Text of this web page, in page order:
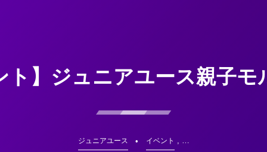
ト】ジュニアユース親子モ
ジュニアユース イベント